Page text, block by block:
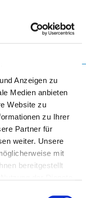
Anzeigen zu
Medien anbieten
Website zu
zu Ihrer
Partner für
weiter. Unsere
mit
bereitgestellt